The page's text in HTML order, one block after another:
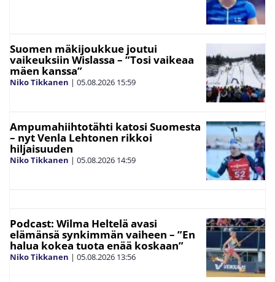
Suomen mäkijoukkue joutui
vaikeuksiin Wislassa – ”Tosi vaikeaa
mäen kanssa”
Niko Tikkanen | 05.08.2026 15:59
Ampumahiihtotähti katosi Suomesta
– nyt Venla Lehtonen rikkoi
hiljaisuuden
Niko Tikkanen | 05.08.2026 14:59
Podcast: Wilma Heltelä avasi
elämänsä synkimmän vaiheen – ”En
halua kokea tuota enää koskaan”
Niko Tikkanen | 05.08.2026 13:56